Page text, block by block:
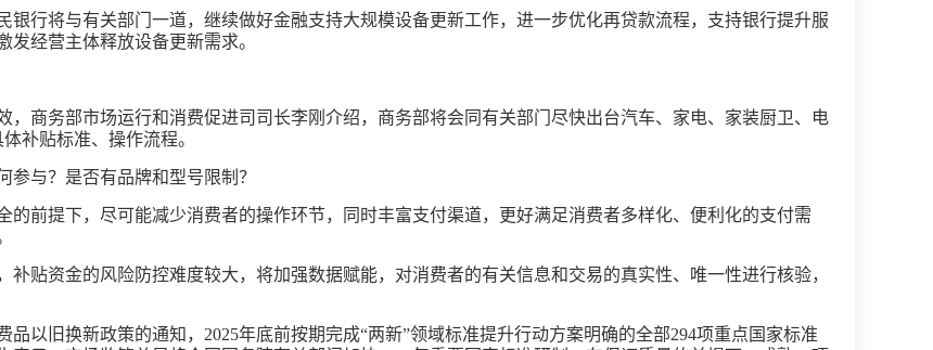
银行将与有关部门一道，继续做好金融支持大规模设备更新工作，进一步优化再贷款流程，支持银行提升服
经营主体释放设备更新需求。
，商务部市场运行和消费促进司司长李刚介绍，商务部将会同有关部门尽快出台汽车、家电、家装厨卫、电
补贴标准、操作流程。
与？是否有品牌和型号限制？
的前提下，尽可能减少消费者的操作环节，同时丰富支付渠道，更好满足消费者多样化、便利化的支付需
贴资金的风险防控难度较大，将加强数据赋能，对消费者的有关信息和交易的真实性、唯一性进行核验，
以旧换新政策的通知，2025年底前按期完成“两新”领域标准提升行动方案明确的全部294项重点国家标准